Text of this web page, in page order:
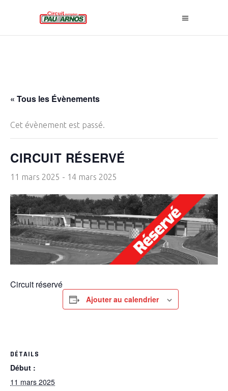
« Tous les Évènements
Cet évènement est passé.
CIRCUIT RÉSERVÉ
11 mars 2025 - 14 mars 2025
Circuit réservé
Ajouter au calendrier
DÉTAILS
Début :
11 mars 2025